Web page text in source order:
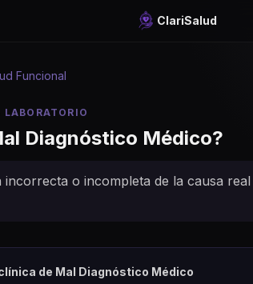
ClariSalud
Funcional
Diagnóstico Médico?
incorrecta o incompleta de la causa
de Mal Diagnóstico Médico